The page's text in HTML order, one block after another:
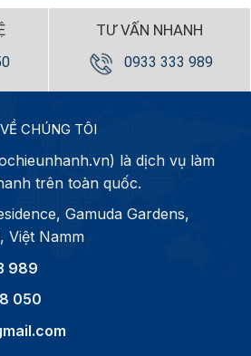
TƯ VẤN NHANH
0933 333 989
VỀ CHÚNG TÔI
là dịch vụ làm
trên toàn quốc.
Gamuda Gardens,
Việt Namm
989
050